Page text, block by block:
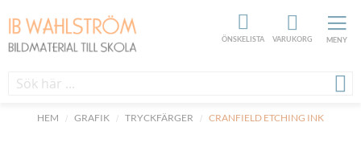
MENY
ÖNSKELISTA VARUKORG
HEM GRAFIK TRYCKFÄRGER CRANFIELD ETCHING INK